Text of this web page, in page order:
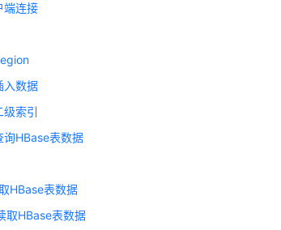
端连接
入数据
级索引
询HBase表数据
HBase表数据
取HBase表数据